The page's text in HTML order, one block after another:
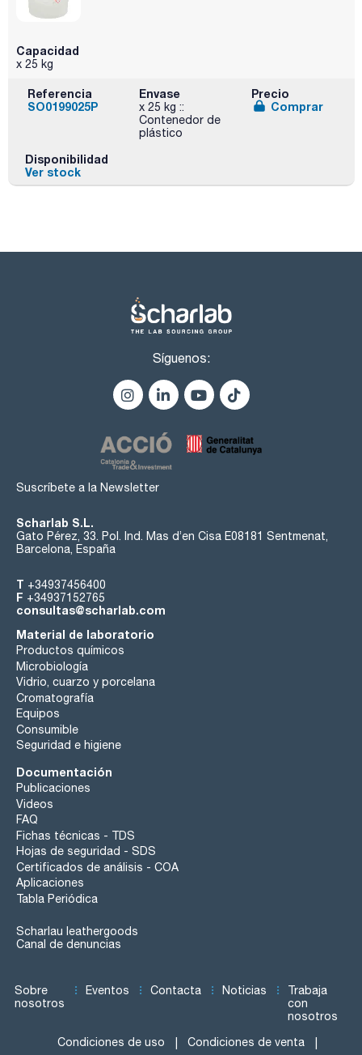
Capacidad
x 25 kg
Referencia
SO0199025P
Envase
x 25 kg ::
Contenedor de
plástico
Precio
Comprar
Disponibilidad
Ver stock
Síguenos:
Suscríbete a la Newsletter
Scharlab S.L.
Gato Pérez, 33. Pol. Ind. Mas d’en Cisa E08181 Sentmenat,
Barcelona, España
T +34937456400
F +34937152765
consultas@scharlab.com
Material de laboratorio
Productos químicos
Microbiología
Vidrio, cuarzo y porcelana
Cromatografía
Equipos
Consumible
Seguridad e higiene
Documentación
Publicaciones
Videos
FAQ
Fichas técnicas - TDS
Hojas de seguridad - SDS
Certificados de análisis - COA
Aplicaciones
Tabla Periódica
Scharlau leathergoods
Canal de denuncias
Sobre
nosotros
Eventos Contacta Noticias
Trabaja
con
nosotros
Condiciones de uso Condiciones de venta